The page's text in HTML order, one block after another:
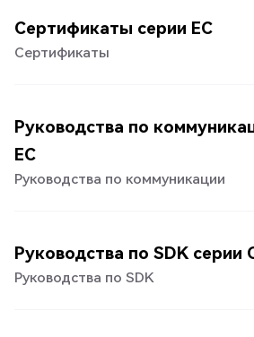
Сертификаты серии EC
Сертификаты
Руководства по
EC
Руководства по коммуникации
Руководства по SDK серии
Руководства по SDK